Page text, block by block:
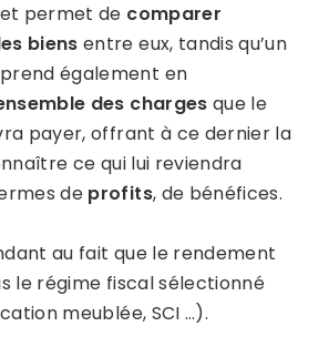
permet de comparer
biens entre eux, tandis qu’un
prend également en
des charges que le
payer, offrant à ce dernier la
ce qui lui reviendra
de profits, de bénéfices.
au fait que le rendement
le régime fiscal sélectionné
meublée, SCI …).